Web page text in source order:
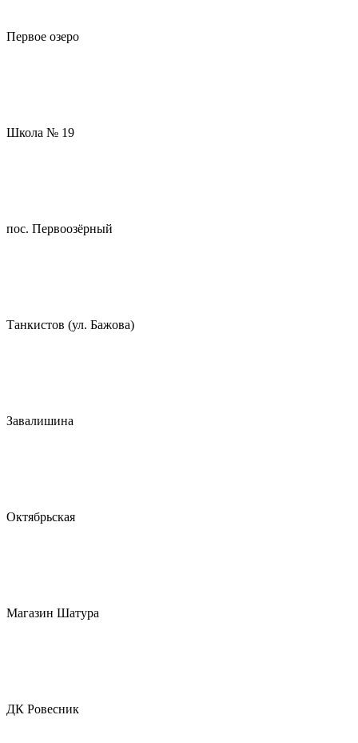
Первое озеро
Школа № 19
пос. Первоозёрный
Танкистов (ул. Бажова)
Завалишина
Октябрьская
Магазин Шатура
ДК Ровесник